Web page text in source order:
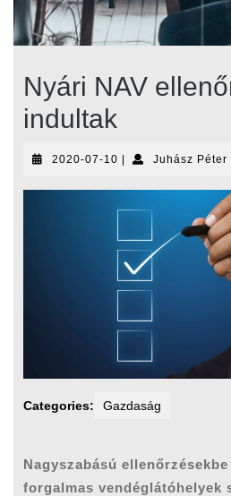
Nyári NAV
indultak
2020-07-10 2020-
10
| Juhász Péter
Categories: Gazdaság
Nagyszabású
forgalmas vendéglátóhelyek